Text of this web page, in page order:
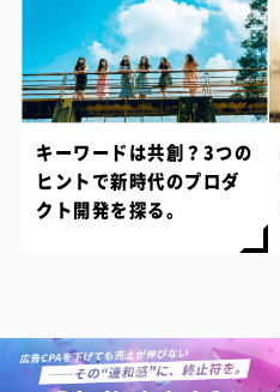
キーワードは共創？3つの
ヒントで新時代のプロダ
クト開発を探る。